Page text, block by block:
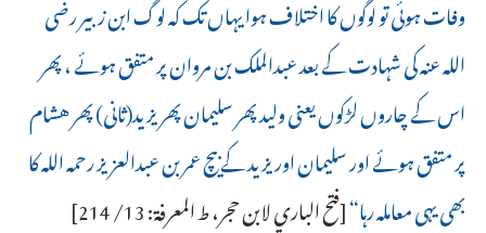
وفات ہوئی تو لوگوں کا اختلاف ہوا یہاں تک کہ لوگ ابن زبیر رضی
اللہ عنہ کی شہادت کے بعد عبدالملک بن مروان پر متفق ہوئے ، پھر
اس کے چاروں لڑکوں یعنی وليد پھر سليمان پھر يزيد(ثانی) پھر هشام
پر متفق ہوئے اور سلیمان اور یزید کے بیچ عمر بن عبدالعزیز رحمہ اللہ کا
بھی یہی معاملہ رہا“[فتح الباري لابن حجر، ط المعرفة: 13/ 214]